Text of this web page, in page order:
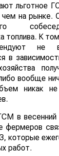
льготное
на рынке.
топлива. К
в
вообще
никак не
в
фермеров
которые
работ.